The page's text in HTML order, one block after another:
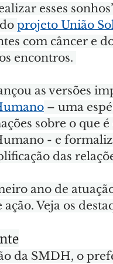
esses
projeto União
com câncer e
encontros.
as versões
– uma
sobre o que
- e
das
ano de
Veja os
da SMDH, o